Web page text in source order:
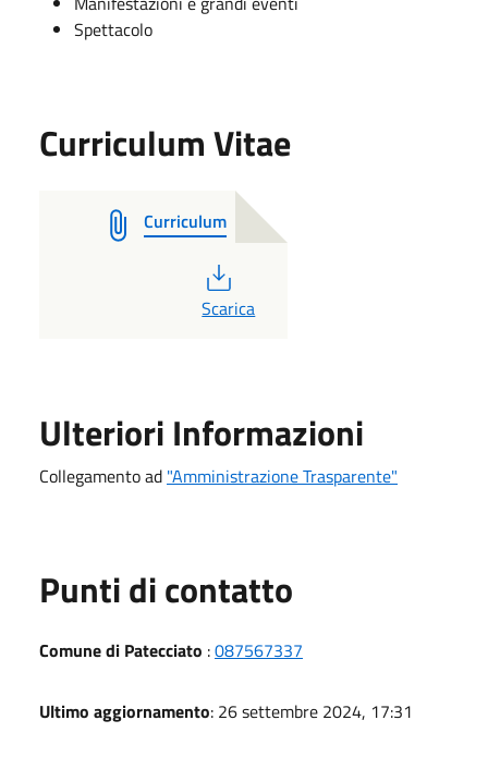
Spettacolo
Curriculum Vitae
Curriculum
PDF
Scarica
Ulteriori Informazioni
Collegamento ad "Amministrazione Trasparente"
Punti di contatto
Comune di Patecciato :087567337
Ultimo aggiornamento: 26 settembre 2024, 17:31